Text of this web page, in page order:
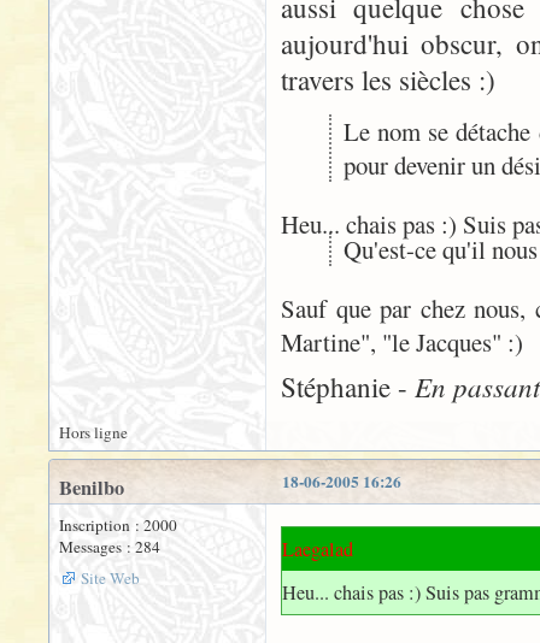
aussi quelque
aujourd'hui obscur,
travers les siècles :)
Le nom se
pour devenir un
Heu... chais pas :) Suis
Qu'est-ce qu'il
Sauf que par chez
Martine", "le Jacques" :)
Stéphanie - En
Hors ligne
18-06-2005 16:26
Benilbo
Inscription : 2000
Messages : 284
Site Web
Laegalad
Heu... chais pas :) Suis pas